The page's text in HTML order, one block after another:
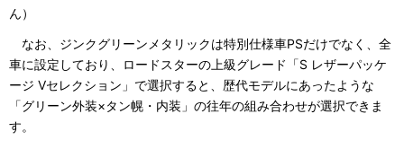
ん）
なお、ジンクグリーンメタリックは特別仕様車PSだけでなく、全
車に設定しており、ロードスターの上級グレード「S レザーパッケ
ージ Vセレクション」で選択すると、歴代モデルにあったような
「グリーン外装×タン幌・内装」の往年の組み合わせが選択できま
す。